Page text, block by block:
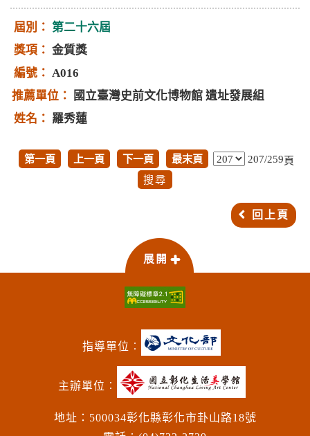
第二十六屆
金質獎
A016
國立臺灣史前文化博物館 遺址發展組
羅秀蓮
第一頁 上一頁 下一頁 最末頁 207/259頁
回上頁
指導單位︰
主辦單位︰
地址：500034彰化縣彰化市卦山路18號